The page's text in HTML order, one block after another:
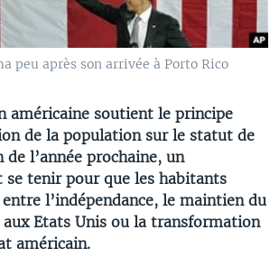
peu après son arrivée à Porto Rico
américaine soutient le principe
de la population sur le statut de
l’année prochaine, un
se tenir pour que les habitants
l’indépendance, le maintien du
aux Etats Unis ou la transformation
américain.